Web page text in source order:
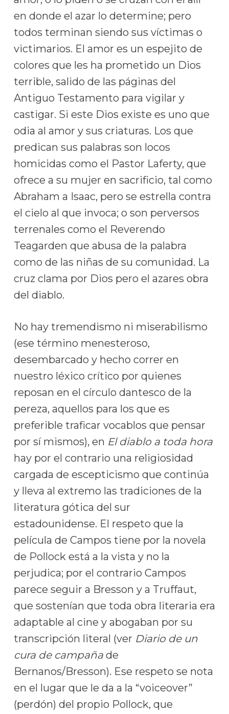
en donde el azar lo determine; pero
todos terminan siendo sus víctimas o
victimarios. El amor es un espejito de
colores que les ha prometido un Dios
terrible, salido de las páginas del
Antiguo Testamento para vigilar y
castigar. Si este Dios existe es uno que
odia al amor y sus criaturas. Los que
predican sus palabras son locos
homicidas como el Pastor Laferty, que
ofrece a su mujer en sacrificio, tal como
Abraham a Isaac, pero se estrella contra
el cielo al que invoca; o son perversos
terrenales como el Reverendo
Teagarden que abusa de la palabra
como de las niñas de su comunidad. La
cruz clama por Dios pero el azares obra
del diablo.
No hay tremendismo ni miserabilismo
(ese término menesteroso,
desembarcado y hecho correr en
nuestro léxico crítico por quienes
reposan en el círculo dantesco de la
pereza, aquellos para los que es
preferible traficar vocablos que pensar
por sí mismos), en El diablo a toda hora
hay por el contrario una religiosidad
cargada de escepticismo que continúa
y lleva al extremo las tradiciones de la
literatura gótica del sur
estadounidense. El respeto que la
película de Campos tiene por la novela
de Pollock está a la vista y no la
perjudica; por el contrario Campos
parece seguir a Bresson y a Truffaut,
que sostenían que toda obra literaria era
adaptable al cine y abogaban por su
transcripción literal (ver Diario de un
cura de campañade
Bernanos/Bresson). Ese respeto se nota
en el lugar que le da a la “voiceover”
(perdón) del propio Pollock, que